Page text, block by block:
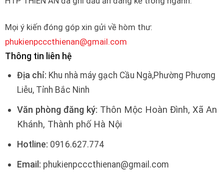
Mọi ý kiến đóng góp xin gửi về hòm thư:
phukienpcccthienan@gmail.com
Thông tin liên hệ
Địa chỉ: Khu nhà máy gạch Cầu Ngà,Phường Phương
Liễu, Tỉnh Bắc Ninh
Văn phòng đăng ký: Thôn Mộc Hoàn Đình, Xã An
Khánh, Thành phố Hà Nội
Hotline: 0916.627.774
Email: phukienpcccthienan@gmail.com